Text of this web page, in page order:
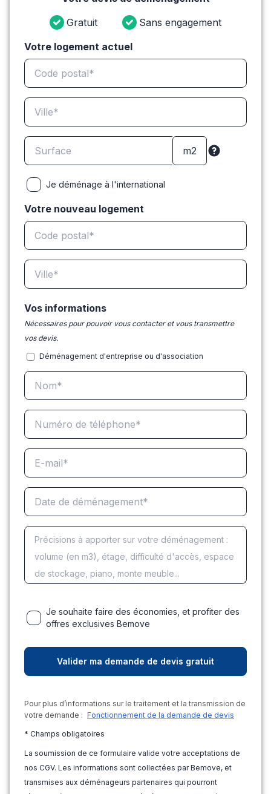
Gratuit
Sans engagement
Votre logement actuel
Je déménage à l'international
Votre nouveau logement
Vos informations
Nécessaires pour pouvoir vous contacter et vous transmettre
vos devis.
Déménagement d'entreprise ou d'association
Je souhaite faire des économies, et profiter des
offres exclusives Bemove
Pour plus d’informations sur le traitement et la transmission de
votre demande : Fonctionnement de la demande de devis
* Champs obligatoires
La soumission de ce formulaire valide votre acceptations de
nos CGV. Les informations sont collectées par Bemove, et
transmises aux déménageurs partenaires qui pourront